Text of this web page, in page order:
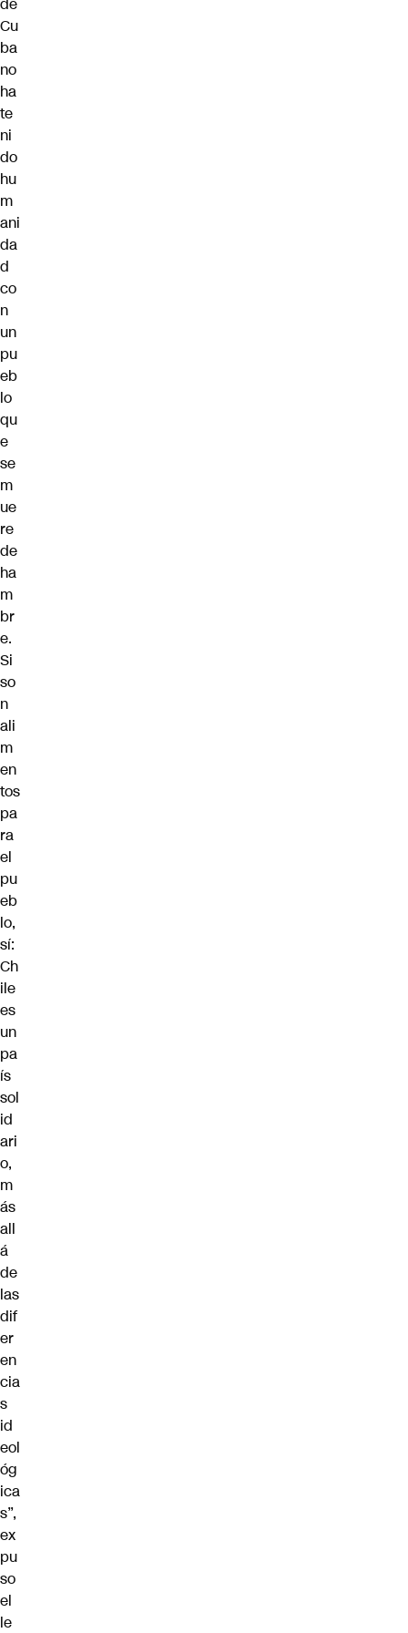
Cu
ba
no
ha
te
ni
do
hu
m
ani
da
d
co
n
un
pu
eb
lo
qu
e
se
m
ue
re
de
ha
m
br
e.
Si
so
n
ali
m
en
tos
pa
ra
el
pu
eb
lo,
sí:
Ch
ile
es
un
pa
ís
sol
id
ari
o,
m
ás
all
á
de
las
dif
er
en
cia
s
id
eol
óg
ica
s”,
ex
pu
so
el
le